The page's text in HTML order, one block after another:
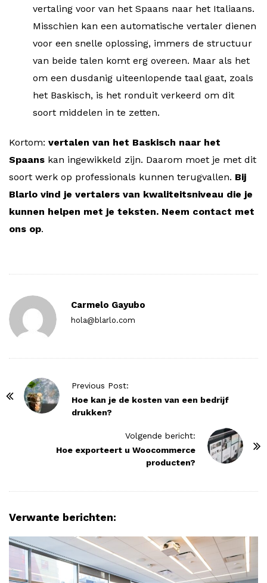
vertaling voor van het Spaans naar het Italiaans.
Misschien kan een automatische vertaler dienen
voor een snelle oplossing, immers de structuur
van beide talen komt erg overeen. Maar als het
om een dusdanig uiteenlopende taal gaat, zoals
het Baskisch, is het ronduit verkeerd om dit
soort middelen in te zetten.
Kortom: vertalen van het Baskisch naar het
Spaans kan ingewikkeld zijn. Daarom moet je met dit
soort werk op professionals kunnen terugvallen. Bij
Blarlo vind je vertalers van kwaliteitsniveau die je
kunnen helpen met je teksten. Neem contact met
ons op.
Carmelo Gayubo
hola@blarlo.com
Previous Post:
Hoe kan je de kosten van een bedrijf
drukken?
Volgende bericht:
Hoe exporteert u Woocommerce
producten?
Verwante berichten: